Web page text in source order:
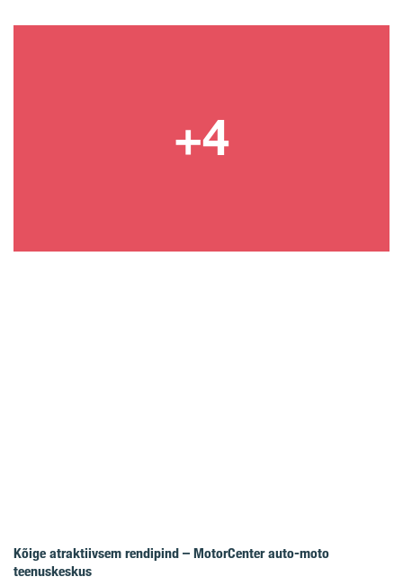
Kõige atraktiivsem rendipind – MotorCenter auto-moto
teenuskeskus